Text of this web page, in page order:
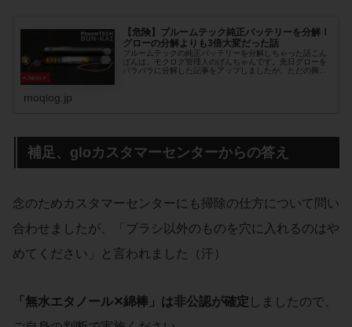
【危険】プルームテック純正バッテリーを分解！
グローの分解よりも3倍大変だった話
プルームテックの純正バッテリーを分解しちゃった話こん
ばんは、モクログ管理人のげんちゃんです。先日グローを
バラバラに分解した記事をアップしましたが、ただの興味
moqlog.jp
補足、gloカスタマーセンターからの答え
念のためカスタマーセンターにも掃除の仕方について問い
合わせましたが、「ブラシ以外のものを穴に入れるのはや
めてください」と言われました（汗）
「無水エタノール✕綿棒」は非公認が確定 しましたので、